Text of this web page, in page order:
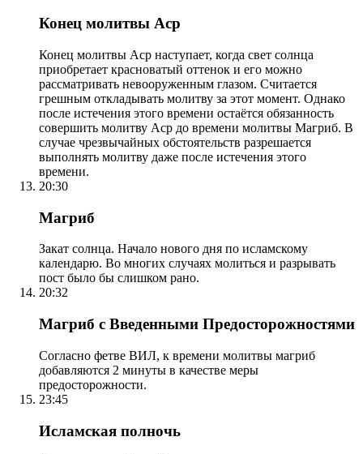
Конец молитвы Аср
Конец молитвы Аср наступает, когда свет солнца
приобретает красноватый оттенок и его можно
рассматривать невооруженным глазом. Считается
грешным откладывать молитву за этот момент. Однако
после истечения этого времени остаётся обязанность
совершить молитву Аср до времени молитвы Магриб. В
случае чрезвычайных обстоятельств разрешается
выполнять молитву даже после истечения этого
времени.
20:30
Магриб
Закат солнца. Начало нового дня по исламскому
календарю. Во многих случаях молиться и разрывать
пост было бы слишком рано.
20:32
Магриб с Введенными Предосторожностями
Согласно фетве ВИЛ, к времени молитвы магриб
добавляются 2 минуты в качестве меры
предосторожности.
23:45
Исламская полночь